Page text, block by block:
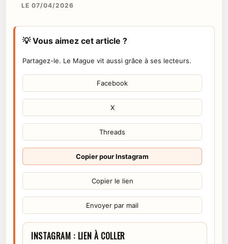
LE 07/04/2026
💡 Vous aimez cet article ?
Partagez-le. Le Mague vit aussi grâce à ses lecteurs.
Facebook
X
Threads
Copier pour Instagram
Copier le lien
Envoyer par mail
INSTAGRAM : LIEN À COLLER